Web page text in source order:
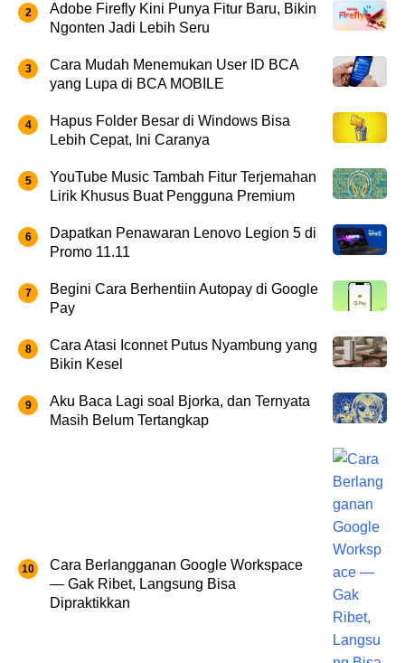
Adobe Firefly Kini Punya Fitur Baru, Bikin
Ngonten Jadi Lebih Seru
Cara Mudah Menemukan User ID BCA
yang Lupa di BCA MOBILE
Hapus Folder Besar di Windows Bisa
Lebih Cepat, Ini Caranya
YouTube Music Tambah Fitur Terjemahan
Lirik Khusus Buat Pengguna Premium
Dapatkan Penawaran Lenovo Legion 5 di
Promo 11.11
Begini Cara Berhentiin Autopay di Google
Pay
Cara Atasi Iconnet Putus Nyambung yang
Bikin Kesel
Aku Baca Lagi soal Bjorka, dan Ternyata
Masih Belum Tertangkap
Cara Berlangganan Google Workspace
— Gak Ribet, Langsung Bisa
Dipraktikkan